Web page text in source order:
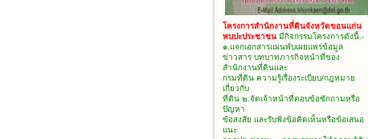
โครงการสำนักงานที่ดินจังหวัดขอนแก่น
พบปะประชาชน มีกิจกรรมโครงการดังนี้.-
๑.แจกเอกสารแผ่นพับเผยแพร่ข้อมูล
ข่าวสาร บทบาทภารกิจหน้าที่ของ
สำนักงานที่ดินและ
กรมที่ดิน ความรู้เรื่องระเบียบ/กฎหมาย
เกี่ยวกับ
ที่ดิน ๒.จัดเจ้าหน้าที่ตอบข้อซักถามหรือ
ปัญหา
ข้อสงสัย และรับฟังข้อคิดเห็นหรือข้อเสนอ
แนะ